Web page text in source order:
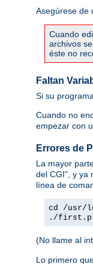
Asegúrese de
Cuando
archivos
éste no
Faltan
Si su
Cuando no
empezar con
Errores de
La mayor
del CGI", y ya
línea de
cd /usr/
./
(No llame al
Lo primero